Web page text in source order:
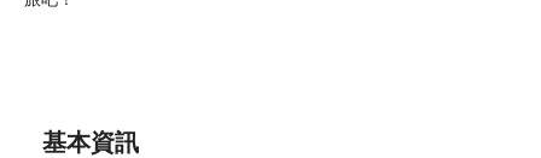
基本資訊